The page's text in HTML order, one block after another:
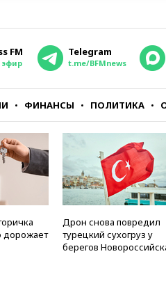
FM Telegram
t.me/BFMnews
ФИНАНСЫ ПОЛИТИКА
дорожает
Дрон снова повредил
турецкий сухогруз у
берегов